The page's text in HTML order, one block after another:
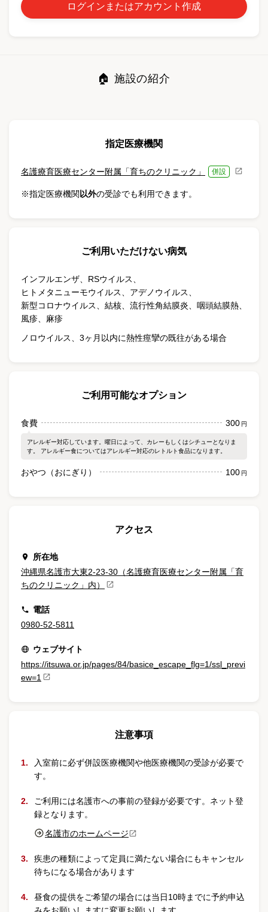
ログインまたはアカウント作成
🏠 施設の紹介
指定医療機関
名護療育医療センター附属「育ちのクリニック」 併設
※指定医療機関 以外の受診でも利用できます。
ご利用いただけない病気
インフルエンザ RSウイルス
ヒトメタニューモウイルス
アデノウイルス
新型コロナウイルス
結核 流行性角結膜炎 咽頭結膜熱
風疹
麻疹
ノロウイルス、3ヶ月以内に熱性痙攣の既往がある場合
ご利用可能なオプション
食費 300 円
アレルギー対応しています。曜日によって、カレーもしくはシチューとなりま
す。 アレルギー食についてはアレルギー対応のレトルト食品になります。
おやつ（おにぎり） 100 円
アクセス
所在地
沖縄県名護市大東2-23-30（名護療育医療センター附属「育
ちのクリニック」内）
電話
0980-52-5811
ウェブサイト
https://itsuwa.or.jp/pages/84/basice_escape_flg=1/ssl_previ
ew=1
注意事項
入室前に必ず併設医療機関や他医療機関の受診が必要で
す。
ご利用には名護市への事前の登録が必要です。ネット登
録となります。
名護市のホームページ
疾患の種類によって定員に満たない場合にもキャンセル
待ちになる場合があります
昼食の提供をご希望の場合には当日10時までに予約申込